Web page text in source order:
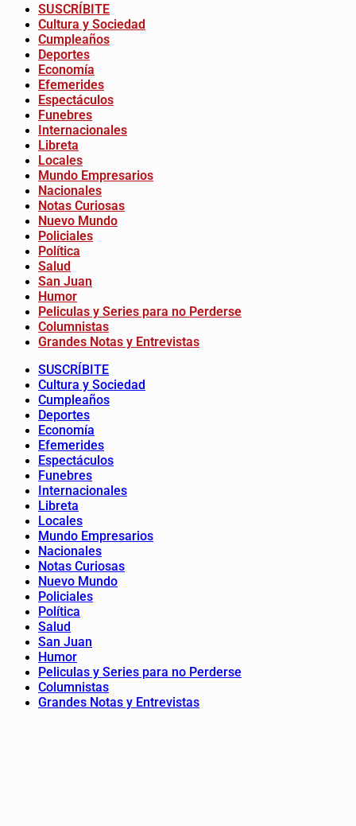
SUSCRÍBITE
Cultura y Sociedad
Cumpleaños
Deportes
Economía
Efemerides
Espectáculos
Funebres
Internacionales
Libreta
Locales
Mundo Empresarios
Nacionales
Notas Curiosas
Nuevo Mundo
Policiales
Política
Salud
San Juan
Humor
Peliculas y Series para no Perderse
Columnistas
Grandes Notas y Entrevistas
SUSCRÍBITE
Cultura y Sociedad
Cumpleaños
Deportes
Economía
Efemerides
Espectáculos
Funebres
Internacionales
Libreta
Locales
Mundo Empresarios
Nacionales
Notas Curiosas
Nuevo Mundo
Policiales
Política
Salud
San Juan
Humor
Peliculas y Series para no Perderse
Columnistas
Grandes Notas y Entrevistas